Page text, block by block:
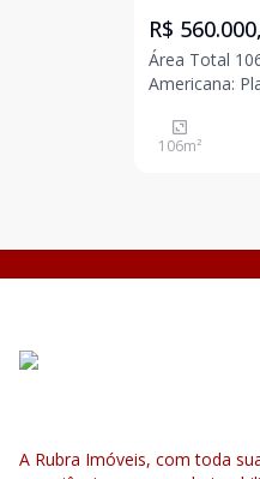
R$
Área Total
Americana:
Dormitórios:
106m²
A Rubra Imóveis, com toda